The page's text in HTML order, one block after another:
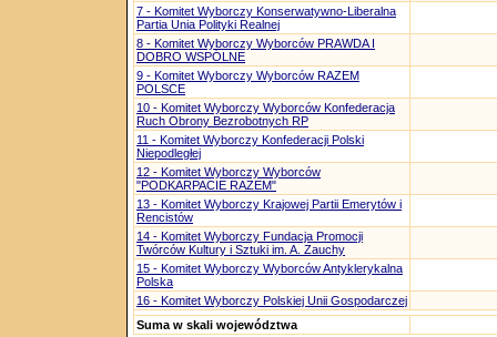
7 - Komitet Wyborczy Konserwatywno-Liberalna
Partia Unia Polityki Realnej
8 - Komitet Wyborczy Wyborców PRAWDA I
DOBRO WSPÓLNE
9 - Komitet Wyborczy Wyborców RAZEM
POLSCE
10 - Komitet Wyborczy Wyborców Konfederacja
Ruch Obrony Bezrobotnych RP
11 - Komitet Wyborczy Konfederacji Polski
Niepodległej
12 - Komitet Wyborczy Wyborców
"PODKARPACIE RAZEM"
13 - Komitet Wyborczy Krajowej Partii Emerytów i
Rencistów
14 - Komitet Wyborczy Fundacja Promocji
Twórców Kultury i Sztuki im. A. Zauchy
15 - Komitet Wyborczy Wyborców Antyklerykalna
Polska
16 - Komitet Wyborczy Polskiej Unii Gospodarczej
Suma w skali województwa